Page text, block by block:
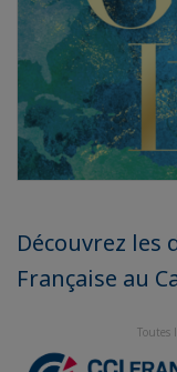
Découvrez les
Française au
Toutes